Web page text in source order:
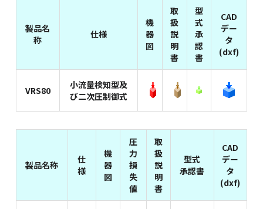
製品名
称
仕様
機
器
図
取
扱
説
明
書
型
式
承
認
書
CAD
デー
タ
(dxf)
VRS80
小流量検知型及
び二次圧制御式
製品名称
仕
様
機
器
図
圧
力
損
失
値
取
扱
説
明
書
型式
承認書
CAD
デー
タ
(dxf)